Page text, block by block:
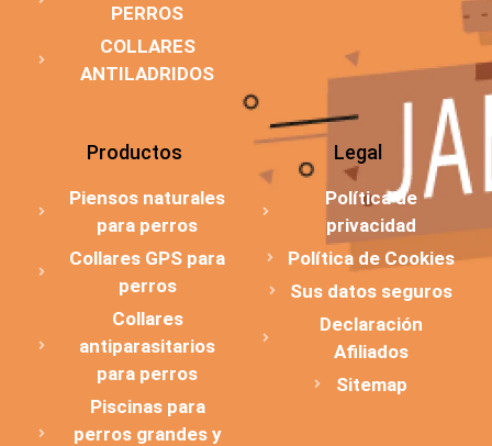
PERROS
COLLARES
ANTILADRIDOS
Productos
Piensos naturales
para perros
Collares GPS para
perros
Collares
antiparasitarios
para perros
Piscinas para
perros grandes y
Legal
Política de
privacidad
Política de Cookies
Sus datos seguros
Declaración
Afiliados
Sitemap